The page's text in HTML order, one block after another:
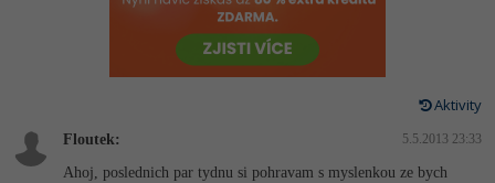
HTML5, CSS3, Bootstrap, SEO
Testování a verzování
Python
Vývojář mobilních aplikací
Specialista na AI a bigdata
Webdesigner
-80%
-80%
C++ -80%
Digitální gramotnost
Marketing -30%
-30%
-80%
Adobe Illustrator -80%
Adobe Lightroom
-15%
Aktivity
Floutek: 5.5.2013 23:33
Ahoj, poslednich par tydnu si pohravam s myslenkou ze bych